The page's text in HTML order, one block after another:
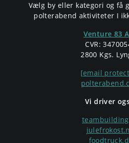
Vælg by eller kategori og få
polterabend aktiviteter I
Venture 83
CVR:
2800 Kgs.
[email
Vi driver